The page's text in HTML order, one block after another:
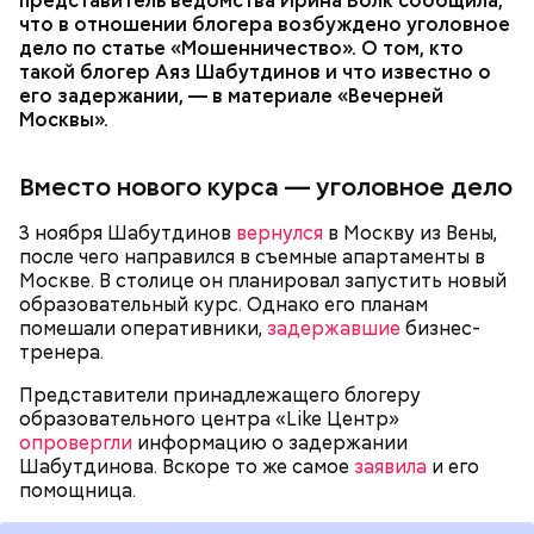
что в отношении блогера возбуждено уголовное
дело по статье «Мошенничество». О том, кто
такой блогер Аяз Шабутдинов и что известно о
его задержании, — в материале «Вечерней
Москвы».
Вместо нового курса — уголовное дело
3 ноября Шабутдинов вернулся в Москву из Вены,
после чего направился в съемные апартаменты в
Москве. В столице он планировал запустить новый
образовательный курс. Однако его планам
помешали оперативники, задержавшие бизнес-
тренера.
Представители принадлежащего блогеру
образовательного центра «Like Центр»
опровергли информацию о задержании
Шабутдинова. Вскоре то же самое заявила и его
помощница.
На весь экран
Журналистка Ксения Собчак в свою очередь
поблагодарилаФСБ за то, что ведомство пресекло
попытку совершить нападение на нее.